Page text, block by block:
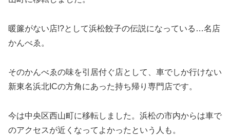
暖簾がない店!?として浜松餃子の伝説になっている…名店
かんべゑ。
そのかんべゑの味を引居付ぐ店として、車でしか行けない
新東名浜北ICの方角にあった持ち帰り専門店です。
今は中央区西山町に移転しました。浜松の市内からは車で
のアクセスが近くなってよかったという人も。